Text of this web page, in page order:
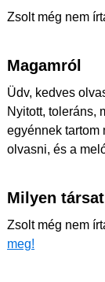
Zsolt még nem
Magamról
Üdv, kedves
Nyitott, toleráns,
egyénnek tartom
olvasni, és a
Milyen
Zsolt még nem
meg!